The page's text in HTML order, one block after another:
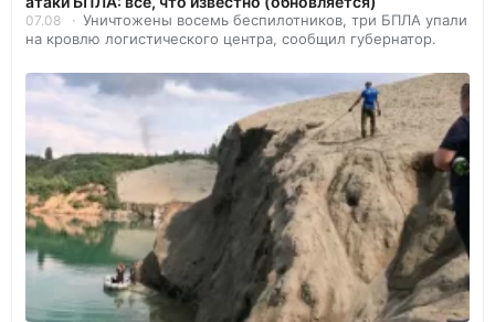
07.08
Уничтожены восемь беспилотников, три БПЛА упали
на кровлю логистического центра, сообщил губернатор.